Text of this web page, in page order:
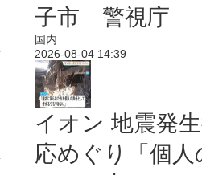
子市 警視庁
国内
2026-08-04 14:39
イオン 地震発
応めぐり「個人